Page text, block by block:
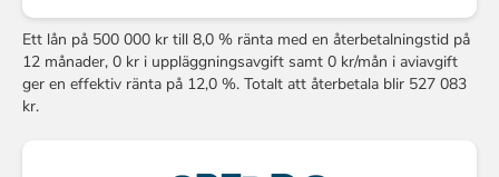
Ett lån på 500 000 kr till 8,0 % ränta med en återbetalningstid på
12 månader, 0 kr i uppläggningsavgift samt 0 kr/mån i aviavgift
ger en effektiv ränta på 12,0 %. Totalt att återbetala blir 527 083
kr.